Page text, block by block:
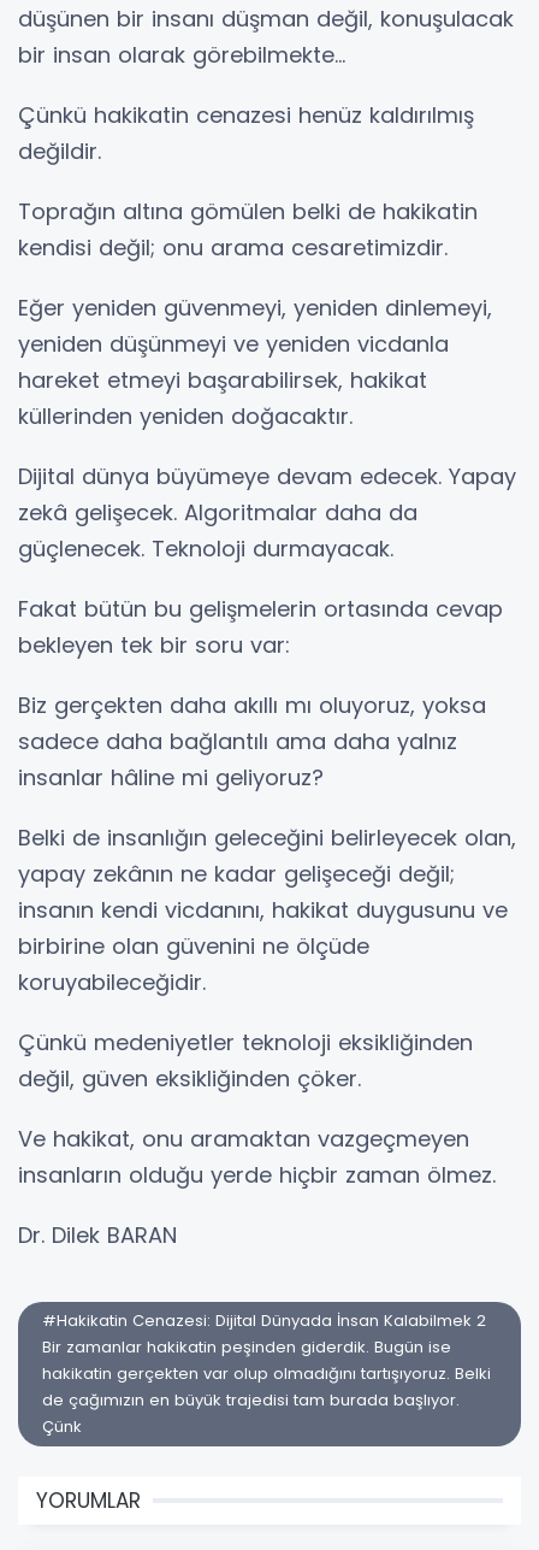
düşünen bir insanı düşman değil, konuşulacak
bir insan olarak görebilmekte…
Çünkü hakikatin cenazesi henüz kaldırılmış
değildir.
Toprağın altına gömülen belki de hakikatin
kendisi değil; onu arama cesaretimizdir.
Eğer yeniden güvenmeyi, yeniden dinlemeyi,
yeniden düşünmeyi ve yeniden vicdanla
hareket etmeyi başarabilirsek, hakikat
küllerinden yeniden doğacaktır.
Dijital dünya büyümeye devam edecek. Yapay
zekâ gelişecek. Algoritmalar daha da
güçlenecek. Teknoloji durmayacak.
Fakat bütün bu gelişmelerin ortasında cevap
bekleyen tek bir soru var:
Biz gerçekten daha akıllı mı oluyoruz, yoksa
sadece daha bağlantılı ama daha yalnız
insanlar hâline mi geliyoruz?
Belki de insanlığın geleceğini belirleyecek olan,
yapay zekânın ne kadar gelişeceği değil;
insanın kendi vicdanını, hakikat duygusunu ve
birbirine olan güvenini ne ölçüde
koruyabileceğidir.
Çünkü medeniyetler teknoloji eksikliğinden
değil, güven eksikliğinden çöker.
Ve hakikat, onu aramaktan vazgeçmeyen
insanların olduğu yerde hiçbir zaman ölmez.
Dr. Dilek BARAN
#Hakikatin Cenazesi: Dijital Dünyada İnsan Kalabilmek 2
Bir zamanlar hakikatin peşinden giderdik. Bugün ise
hakikatin gerçekten var olup olmadığını tartışıyoruz. Belki
de çağımızın en büyük trajedisi tam burada başlıyor.
Çünk
YORUMLAR